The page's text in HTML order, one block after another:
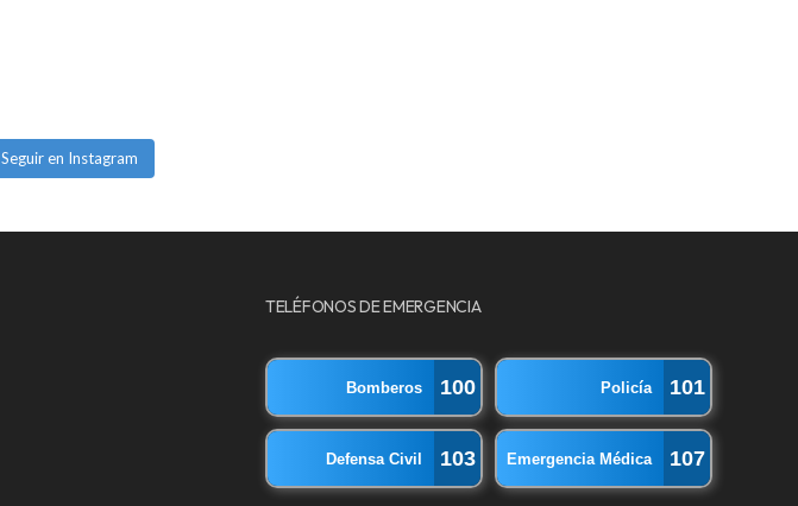
Seguir en Instagram
TELÉFONOS DE EMERGENCIA
Bomberos 100 Policía 101
Defensa Civil 103 Emergencia Médica 107